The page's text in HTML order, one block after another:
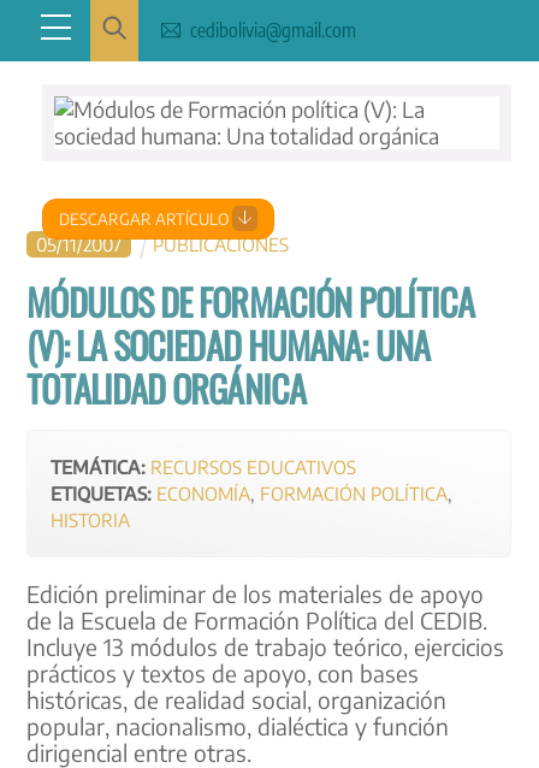
content
Menu cedibolivia@gmail.com
05/11/2007 PUBLICACIONES
MÓDULOS DE FORMACIÓN POLÍTICA
(V): LA SOCIEDAD HUMANA: UNA
TOTALIDAD ORGÁNICA
TEMÁTICA: RECURSOS EDUCATIVOS
ETIQUETAS: ECONOMÍA FORMACIÓN POLÍTICA
HISTORIA
Edición preliminar de los materiales de apoyo
de la Escuela de Formación Política del CEDIB.
Incluye 13 módulos de trabajo teórico, ejercicios
prácticos y textos de apoyo, con bases
históricas, de realidad social, organización
popular, nacionalismo, dialéctica y función
dirigencial entre otras.
DESCARGAR ARTÍCULO